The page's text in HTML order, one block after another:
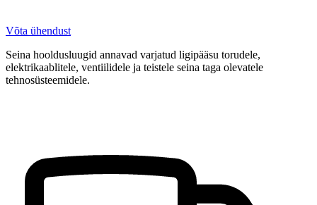
Võta ühendust
Seina hooldusluugid annavad varjatud ligipääsu torudele,
elektrikaablitele, ventiilidele ja teistele seina taga olevatele
tehnosüsteemidele.